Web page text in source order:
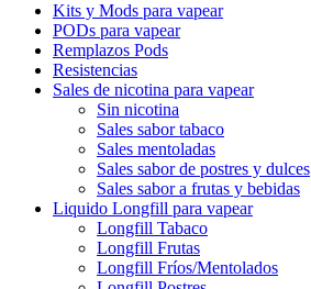
Kits y Mods para vapear
PODs para vapear
Remplazos Pods
Resistencias
Sales de nicotina para vapear
Sin nicotina
Sales sabor tabaco
Sales mentoladas
Sales sabor de postres y dulces
Sales sabor a frutas y bebidas
Liquido Longfill para vapear
Longfill Tabaco
Longfill Frutas
Longfill Fríos/Mentolados